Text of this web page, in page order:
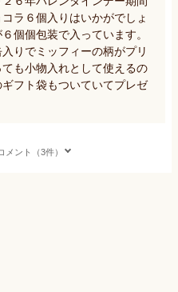
ラ６個入りはいかがでしょ
個個包装で入っています。
りでミッフィーの柄がプリ
も小物入れとして使えるの
フト袋もついていてプレゼ
メント（3件）